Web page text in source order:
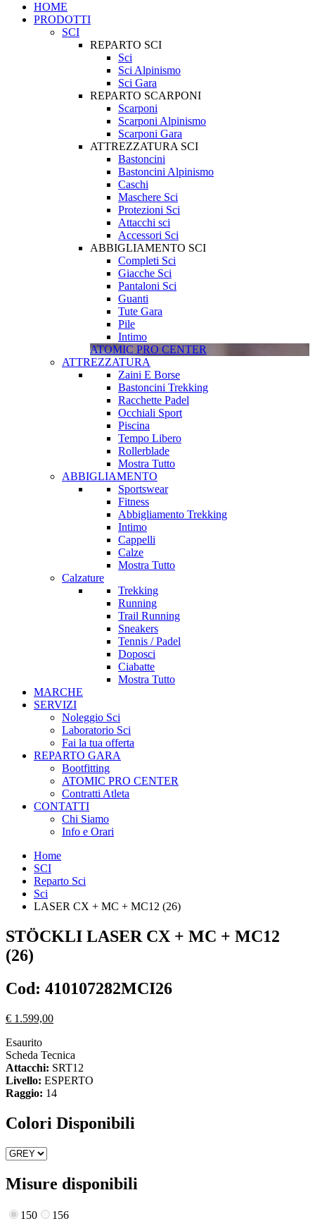
HOME
PRODOTTI
SCI
REPARTO SCI
Sci
Sci Alpinismo
Sci Gara
REPARTO SCARPONI
Scarponi
Scarponi Alpinismo
Scarponi Gara
ATTREZZATURA SCI
Bastoncini
Bastoncini Alpinismo
Caschi
Maschere Sci
Protezioni Sci
Attacchi sci
Accessori Sci
ABBIGLIAMENTO SCI
Completi Sci
Giacche Sci
Pantaloni Sci
Guanti
Tute Gara
Pile
Intimo
ATOMIC PRO CENTER
ATTREZZATURA
Zaini E Borse
Bastoncini Trekking
Racchette Padel
Occhiali Sport
Piscina
Tempo Libero
Rollerblade
Mostra Tutto
ABBIGLIAMENTO
Sportswear
Fitness
Abbigliamento Trekking
Intimo
Cappelli
Calze
Mostra Tutto
Calzature
Trekking
Running
Trail Running
Sneakers
Tennis / Padel
Doposci
Ciabatte
Mostra Tutto
MARCHE
SERVIZI
Noleggio Sci
Laboratorio Sci
Fai la tua offerta
REPARTO GARA
Bootfitting
ATOMIC PRO CENTER
Contratti Atleta
CONTATTI
Chi Siamo
Info e Orari
Home
SCI
Reparto Sci
Sci
LASER CX + MC + MC12 (26)
STÖCKLI LASER CX + MC + MC12
(26)
Cod: 410107282MCI26
€ 1.599,00
Esaurito
Scheda Tecnica
Attacchi: SRT12
Livello: ESPERTO
Raggio: 14
Colori Disponibili
Misure disponibili
150 156